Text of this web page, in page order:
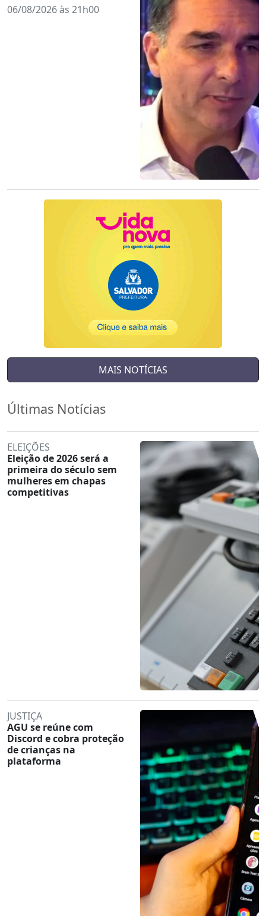
06/08/2026 às 21h00
MAIS NOTÍCIAS
Últimas Notícias
ELEIÇÕES
Eleição de 2026 será a
primeira do século sem
mulheres em chapas
competitivas
JUSTIÇA
AGU se reúne com
Discord e cobra proteção
de crianças na
plataforma